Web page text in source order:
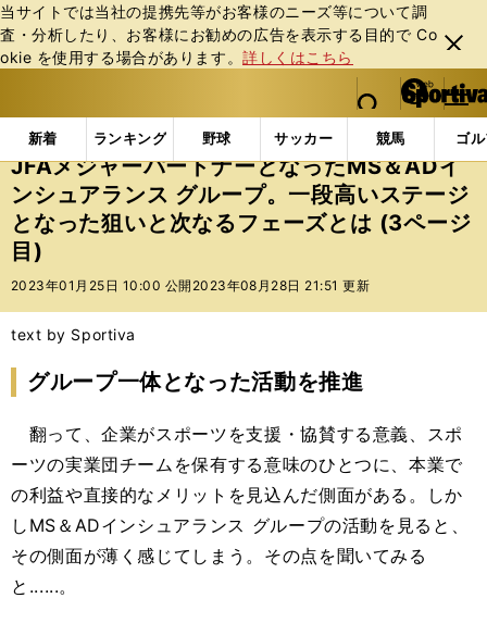
当サイトでは当社の提携先等がお客様のニーズ等について調
査・分析したり、お客様にお勧めの広告を表⽰する⽬的で Co
okie を使⽤する場合があります。詳しくはこちら
閉じ
る
web Sportiva (webスポルティーバ)
検索
マイペ
ー
ジ
メニュ
新着 ランキング 野球 サッカー 競馬 ゴ
b
ス
ポ
ル
テ
ィ
ー
バ
インフォメーション その他 JFAメジャーパートナ
JFAメジャーパートナーとなったMS＆ADイ
ンシュアランス グループ。一段高いステージ
となった狙いと次なるフェーズとは (3ページ
目)
2023年01月25日 10:00 公開 2023年08月28日 21:51 更新
text by Sportiva
グループ一体となった活動を推進
翻って、企業がスポーツを支援・協賛する意義、スポ
ーツの実業団チームを保有する意味のひとつに、本業で
の利益や直接的なメリットを見込んだ側面がある。しか
しMS＆ADインシュアランス グループの活動を見ると、
その側面が薄く感じてしまう。その点を聞いてみる
と......。